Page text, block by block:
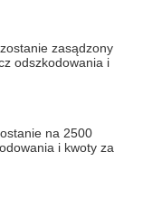
zasądzony
odszkodowania i
na 2500
i kwoty za